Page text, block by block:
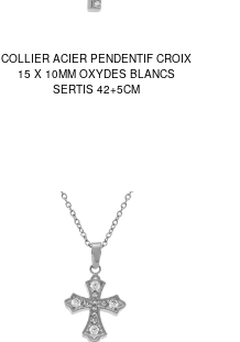
COLLIER ACIER PENDENTIF CROIX
15 X 10MM OXYDES BLANCS
SERTIS 42+5CM